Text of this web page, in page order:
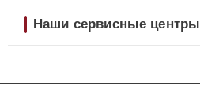
Наши сервисные центры